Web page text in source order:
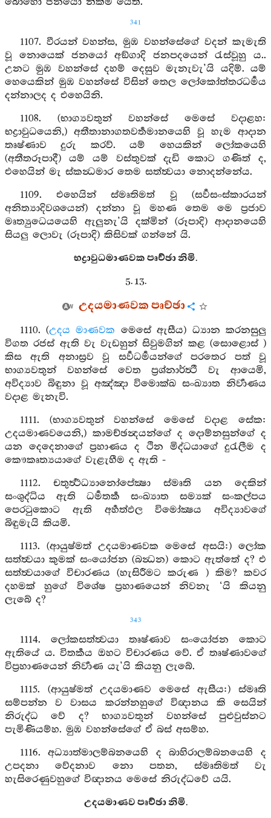
341
1107. වීරයන් වහන්ස, මුඹ වහන්සේගේ වදන් කැමැති
වූ නොයෙක් ජනයෝ අඞ්ගාදි ජනපදයෙන් රැස්වූහු ය..
උනට මුඹ වහන්සේ දහම් දෙසුව මැනැවැ’යි යදිම්. යම්
හෙයෙකින් මුඹ වහන්සේ විසින් තෙල ලෝකෝත්තරධර්‍මය
දන්නාලද ද එහෙයිනි.
1108. (භාග්‍යවතුන් වහන්සේ මෙසේ වදාළහ:
භද්‍රාවුධයෙනි,) අතීතානාගතවර්‍තමානයෙහි වූ හැම ආදාන
තෘෂ්ණාව දුරු කරව්. යම් හෙයකින් ලෝකයෙහි
(අතීතරූපාදී) යම් යම් වස්තුවක් දැඩි කොට ගණිත් ද,
එහෙයින් මැ ස්කන්‍ධමාර තෙම සත්ත්‍වයා නොදන්නේය.
1109. එහෙයින් ස්මෘතිමත් වූ (සර්‍වසංස්කාරයන්
අනිත්‍යාදිවශයෙන්) දන්නා වූ මහණ තෙම මෙ ප්‍රජාව
මෘත්‍යුධෙයයෙහි ඇලුනැ’යි දක්මින් (රූපාදි) ආදානයෙහි
සියලු ලොවැ (රූපාදි) කිසිවක් ගන්නේ යි.
භද්‍රාවුධමාණවක පෘච්ඡා නිමි.
5. 13.
උදයමාණවක පෘච්ඡා
1110. (උදය මාණවක මෙසේ ඇසීය) ධ්‍යාන කරනසුලු
විගත රජස් ඇති වැ වැඩහුන් සිවුමගින් කළ (සොළොස් )
කිස ඇති අනාස්‍රව වූ සර්‍වධර්‍මයන්ගේ පරතෙර පත් වූ
භාග්‍යවතුන් වහන්සේ වෙත ප්‍රශ්නාර්ත්‍ථී වැ ආයෙමි,
අවිද්‍යාව බිඳුනා වූ අඤ්ඤා විමොක්ඛ සංඛ්‍යාත නිර්‍වාණය
වදාළ මැනැවි.
1111. (භාග්‍යවතුන් වහන්සේ මෙසේ වදාළ සේක:
උදයමාණවයෙනි,) කාමච්ඡන්‍දයන්ගේ ද දොම්නසුන්ගේ ද
යන දෙදෙනාගේ ප්‍රහාණය ද ථින මිද්ධයාගේ දුරැලීම ද
කෞකෘත්‍යයාගේ වැළැහීම ද ඇති -
1112. චතුර්‍ත්‍ථධ්‍යානෝපේක්‍ෂා ස්මෘති යන දෙකින්
සංශුද්ධිය ඇති ධර්‍මතර්‍ක සංඛ්‍යාත සම්‍යක් සංකල්පය
පෙරටුකොට ඇති අර්‍හත්ඵල විමෝක්‍ෂය අවිද්‍යාවගේ
බිඳුමැයි කියමි.
1113. (ආයුෂ්මත් උදයමාණවක මෙසේ අසයි:) ලෝක
සත්ත්‍වයා කුමක් සංයෝජන (බන්‍ධන) කොට ඇත්තේ ද? එ
සත්ත්‍වයාගේ විචාරණය (හැසිරීමට කරුණ ) කිම? කවර
දහමක් හුගේ විශේෂ ප්‍රහාණයෙන් නිවනැ ‘යි කියනු
ලැබේ ද?
343
1114. ලෝකසත්ත්‍වයා තෘෂ්ණාව සංයෝජන කොට
ඇතියේ ය. විතර්‍කය ඔහට විචාරණය වේ. ඒ තෘෂ්ණාවගේ
විප්‍රහාණයෙන් නිර්‍වාණ යැ’යි කියනු ලැබේ.
1115. (ආයුෂ්මත් උදයමාණව මෙසේ ඇසීය:) ස්මෘති
සම්පන්න ව වාසය කරන්නහුගේ විඥානය කි සෙයින්
නිරුද්ධ වේ ද? භාග්‍යවතුන් වහන්සේ පුළුවුස්නට
පැමිණියම්හ. මුඹ වහන්සේගේ ඒ බස් අසම්හ.
1116. අධ්‍යාත්මාලම්බනයෙහි ද බාහිරාලම්බනයෙහි ද
උපදනා වේදනාව නො පතන, ස්මෘතිමත් වැ
හැසිරෙණුවහුගේ විඥානය මෙසේ නිරුද්ධවේ යයි.
උදයමාණව පෘච්ඡා නිමි.